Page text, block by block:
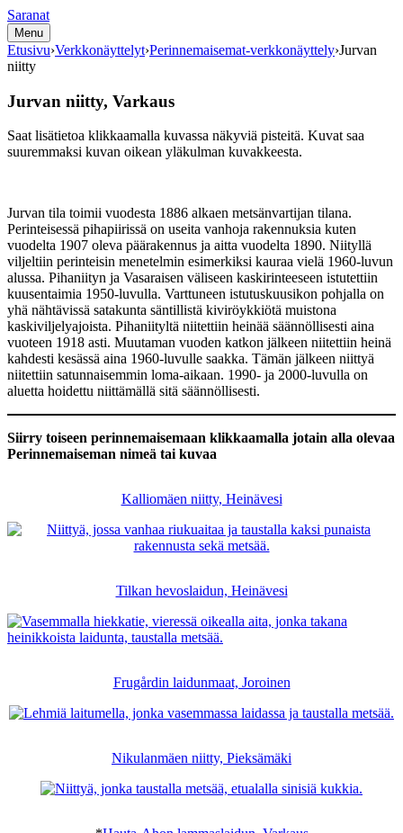
Siirry
sisältöön
Saranat
Menu
Etusivu›Verkkonäyttelyt›Perinnemaisemat-verkkonäyttely›Jurvan
niitty
Jurvan niitty, Varkaus
Saat lisätietoa klikkaamalla kuvassa näkyviä pisteitä. Kuvat saa
suuremmaksi kuvan oikean yläkulman kuvakkeesta.
Jurvan tila toimii vuodesta 1886 alkaen metsänvartijan tilana.
Perinteisessä pihapiirissä on useita vanhoja rakennuksia kuten
vuodelta 1907 oleva päärakennus ja aitta vuodelta 1890. Niityllä
viljeltiin perinteisin menetelmin esimerkiksi kauraa vielä 1960-luvun
alussa. Pihaniityn ja Vasaraisen väliseen kaskirinteeseen istutettiin
kuusentaimia 1950-luvulla. Varttuneen istutuskuusikon pohjalla on
yhä nähtävissä satakunta säntillistä kiviröykkiötä muistona
kaskiviljelyajoista. Pihaniityltä niitettiin heinää säännöllisesti aina
vuoteen 1918 asti. Muutaman vuoden katkon jälkeen niitettiin heinä
kahdesti kesässä aina 1960-luvulle saakka. Tämän jälkeen niittyä
niitettiin satunnaisemmin loma-aikaan. 1990- ja 2000-luvulla on
aluetta hoidettu niittämällä sitä säännöllisesti.
Siirry toiseen perinnemaisemaan klikkaamalla jotain alla olevaa
Perinnemaiseman nimeä tai kuvaa
Kalliomäen niitty, Heinävesi
Tilkan hevoslaidun, Heinävesi
Frugårdin laidunmaat, Joroinen
Nikulanmäen niitty, Pieksämäki